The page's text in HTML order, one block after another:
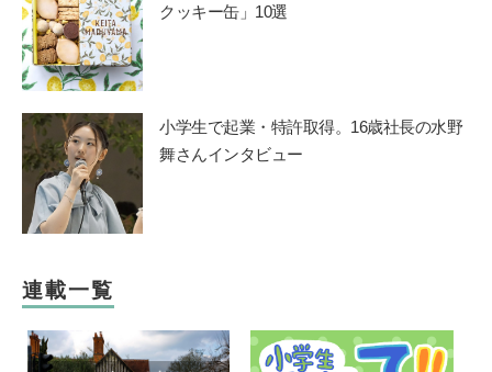
クッキー缶」10選
小学生で起業・特許取得。16歳社長の水野
舞さんインタビュー
連載一覧